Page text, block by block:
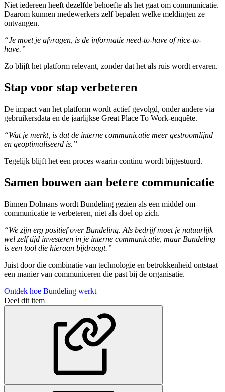
Niet iedereen heeft dezelfde behoefte als het gaat om communicatie.
Daarom kunnen medewerkers zelf bepalen welke meldingen ze
ontvangen.
“Je moet je afvragen, is de informatie need-to-have of nice-to-
have.”
Zo blijft het platform relevant, zonder dat het als ruis wordt ervaren.
Stap voor stap verbeteren
De impact van het platform wordt actief gevolgd, onder andere via
gebruikersdata en de jaarlijkse Great Place To Work-enquête.
“Wat je merkt, is dat de interne communicatie meer gestroomlijnd
en geoptimaliseerd is.”
Tegelijk blijft het een proces waarin continu wordt bijgestuurd.
Samen bouwen aan betere communicatie
Binnen Dolmans wordt Bundeling gezien als een middel om
communicatie te verbeteren, niet als doel op zich.
“We zijn erg positief over Bundeling. Als bedrijf moet je natuurlijk
wel zelf tijd investeren in je interne communicatie, maar Bundeling
is een tool die hieraan bijdraagt.”
Juist door die combinatie van technologie en betrokkenheid ontstaat
een manier van communiceren die past bij de organisatie.
Ontdek hoe Bundeling werkt
Deel dit item